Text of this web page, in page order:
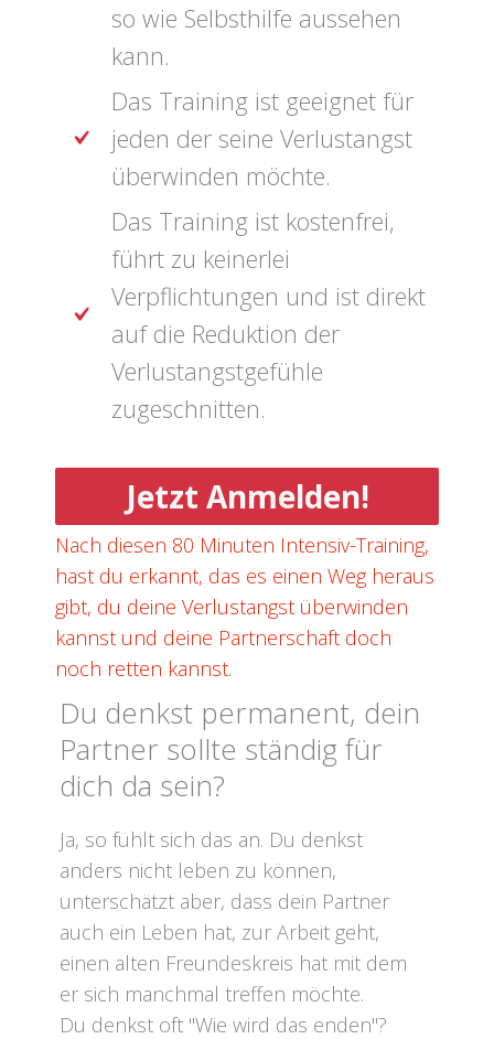
so wie Selbsthilfe aussehen
kann.
Das Training ist geeignet für
jeden der seine Verlustangst
überwinden möchte.
Das Training ist kostenfrei,
führt zu keinerlei
Verpflichtungen und ist direkt
auf die Reduktion der
Verlustangstgefühle
zugeschnitten.
Jetzt Anmelden!
Nach diesen 80 Minuten Intensiv-Training,
hast du erkannt, das es einen Weg heraus
gibt, du deine Verlustangst überwinden
kannst und deine Partnerschaft doch
noch retten kannst.
Du denkst permanent, dein
Partner sollte ständig für
dich da sein?
Ja, so fühlt sich das an. Du denkst
anders nicht leben zu können,
unterschätzt aber, dass dein Partner
auch ein Leben hat, zur Arbeit geht,
einen alten Freundeskreis hat mit dem
er sich manchmal treffen möchte.
Du denkst oft "Wie wird das enden"?